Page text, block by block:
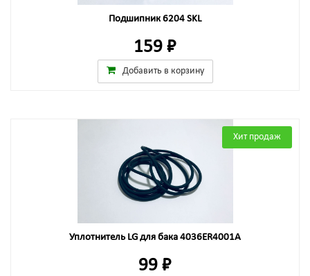
Подшипник 6204 SKL
159 ₽
Добавить в корзину
Хит продаж
Уплотнитель LG для бака 4036ER4001A
99 ₽